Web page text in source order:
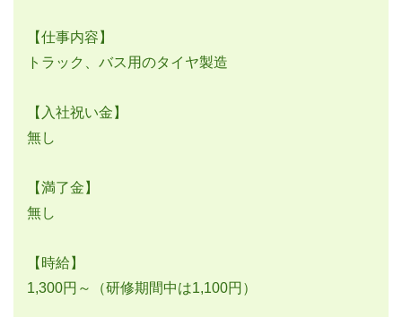
【仕事内容】
トラック、バス用のタイヤ製造
【入社祝い金】
無し
【満了金】
無し
【時給】
1,300円～（研修期間中は1,100円）